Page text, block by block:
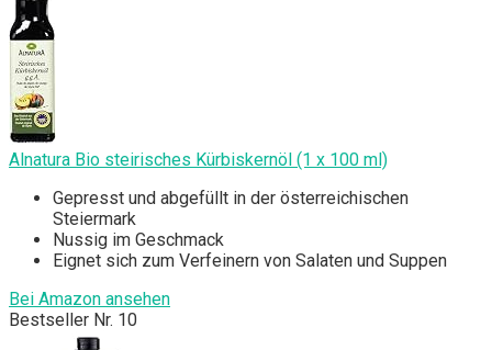
Alnatura Bio steirisches Kürbiskernöl (1 x 100 ml)
Gepresst und abgefüllt in der österreichischen
Steiermark
Nussig im Geschmack
Eignet sich zum Verfeinern von Salaten und Suppen
Bei Amazon ansehen
Bestseller Nr. 10